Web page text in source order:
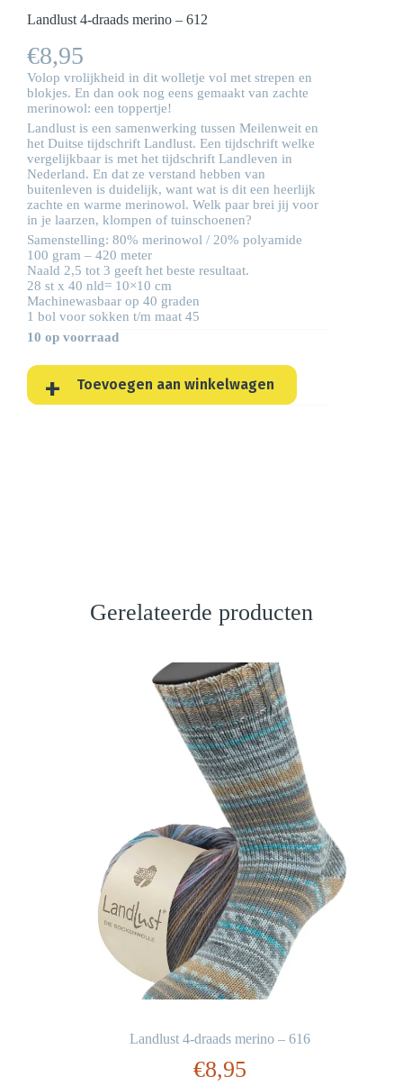
Landlust 4-draads merino – 612
€8,95
Volop vrolijkheid in dit wolletje vol met strepen en
blokjes. En dan ook nog eens gemaakt van zachte
merinowol: een toppertje!
Landlust is een samenwerking tussen Meilenweit en
het Duitse tijdschrift Landlust. Een tijdschrift welke
vergelijkbaar is met het tijdschrift Landleven in
Nederland. En dat ze verstand hebben van
buitenleven is duidelijk, want wat is dit een heerlijk
zachte en warme merinowol. Welk paar brei jij voor
in je laarzen, klompen of tuinschoenen?
Samenstelling: 80% merinowol / 20% polyamide
100 gram – 420 meter
Naald 2,5 tot 3 geeft het beste resultaat.
28 st x 40 nld= 10×10 cm
Machinewasbaar op 40 graden
1 bol voor sokken t/m maat 45
10 op voorraad
Toevoegen aan winkelwagen
Gerelateerde producten
Landlust 4-draads merino – 616
€8,95